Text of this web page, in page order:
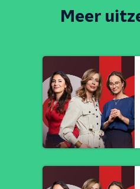
Meer